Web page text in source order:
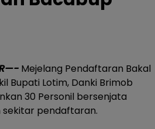
Mejelang Pendaftaran Bakal
Bupati Lotim, Danki Brimob
30 Personil bersenjata
pendaftaran.